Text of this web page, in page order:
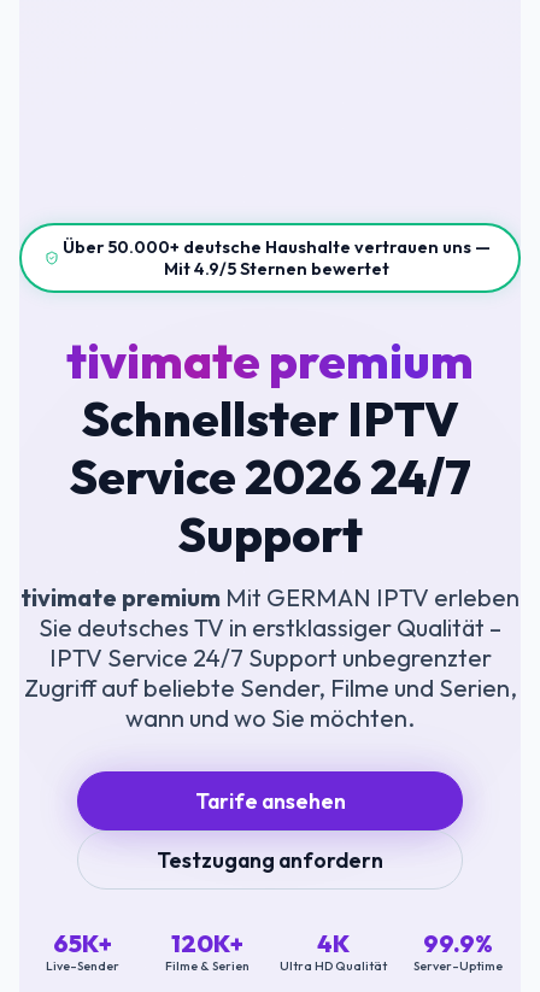
Über 50.000+ deutsche Haushalte vertrauen uns —
Mit 4.9/5 Sternen bewertet
tivimate premium
Schnellster IPTV
Service 2026 24/7
Support
tivimate premium Mit GERMAN IPTV erleben
Sie deutsches TV in erstklassiger Qualität –
IPTV Service 24/7 Support unbegrenzter
Zugriff auf beliebte Sender, Filme und Serien,
wann und wo Sie möchten.
Tarife ansehen
Testzugang anfordern
65K+
Live-Sender
120K+
Filme & Serien
4K
Ultra HD Qualität
99.9%
Server-Uptime